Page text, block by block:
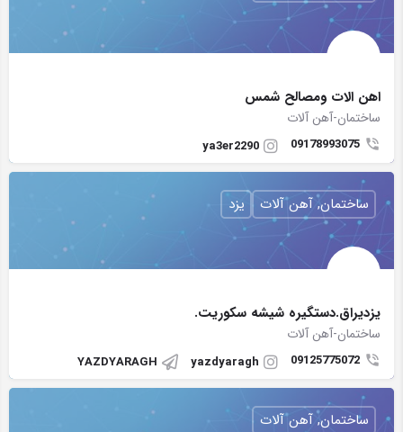
اهن الات ومصالح شمس
ساختمان-آهن آلات
09178993075
ya3er2290
یزدیراق.دستگیره شیشه سکوریت.
ساختمان-آهن آلات
09125775072
yazdyaragh
YAZDYARAGH
ساختمان, آهن آلات یزد
ساختمان, آهن آلات